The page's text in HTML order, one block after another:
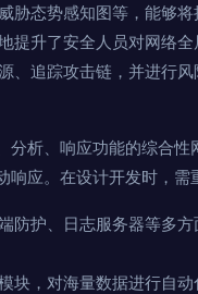
胁态势感知图等，能够
提升了安全人员对网络
追踪攻击链，并进行风
分析、响应功能的综合
应。在设计开发时，需
防护、日志服务器等多
块，对海量数据进行自